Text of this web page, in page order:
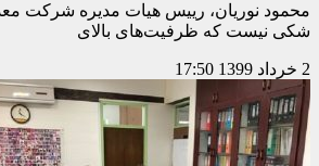
محمود نوریان، رییس هیات مدیره شرکت
شکی نیست که ظرفیت‌های بالای
2 خرداد 1399 17:50